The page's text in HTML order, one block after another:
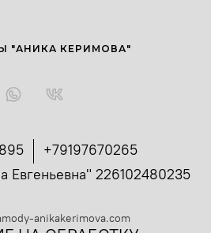
+79197670265
Евгеньевна" 226102480235
"АНИКА КЕРИМОВА"
anikakerimova.com